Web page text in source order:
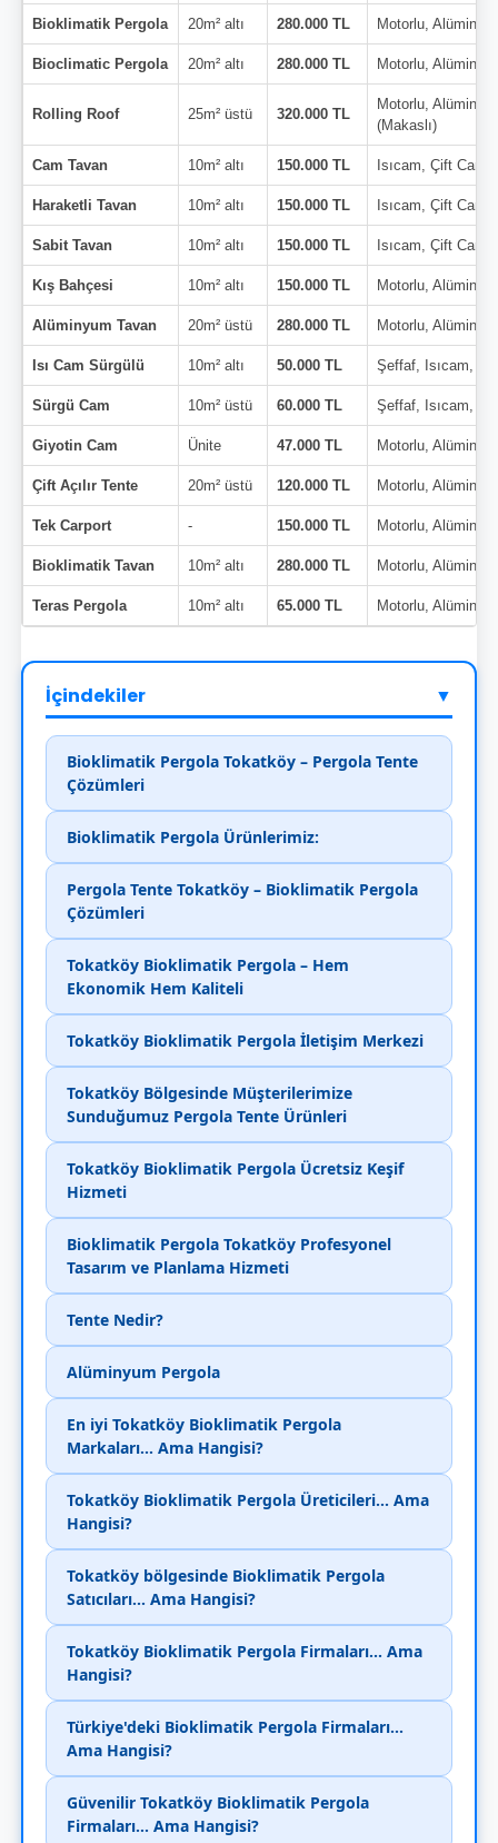
Bioklimatik Pergola 20m² altı 280.000 TL Motorlu,
Bioclimatic Pergola 20m² altı 280.000 TL Motorlu,
Rolling Roof 25m² üstü 320.000 TL
Motorlu,
(Makaslı)
Cam Tavan 10m² altı 150.000 TL Isıcam, Çift Cam
Haraketli Tavan 10m² altı 150.000 TL Isıcam, Çift Cam
Sabit Tavan 10m² altı 150.000 TL Isıcam, Çift Cam
Kış Bahçesi 10m² altı 150.000 TL Motorlu,
Alüminyum Tavan 20m² üstü 280.000 TL Motorlu,
Isı Cam Sürgülü 10m² altı 50.000 TL Şeffaf, Isıcam,
Sürgü Cam 10m² üstü 60.000 TL Şeffaf, Isıcam,
Giyotin Cam Ünite 47.000 TL Motorlu,
Çift Açılır Tente 20m² üstü 120.000 TL Motorlu,
Tek Carport - 150.000 TL Motorlu,
Bioklimatik Tavan 10m² altı 280.000 TL Motorlu,
Teras Pergola 10m² altı 65.000 TL Motorlu,
İçindekiler ▼
Bioklimatik Pergola Tokatköy – Pergola Tente
Çözümleri
Bioklimatik Pergola Ürünlerimiz:
Pergola Tente Tokatköy – Bioklimatik Pergola
Çözümleri
Tokatköy Bioklimatik Pergola – Hem
Ekonomik Hem Kaliteli
Tokatköy Bioklimatik Pergola İletişim Merkezi
Tokatköy Bölgesinde Müşterilerimize
Sunduğumuz Pergola Tente Ürünleri
Tokatköy Bioklimatik Pergola Ücretsiz Keşif
Hizmeti
Bioklimatik Pergola Tokatköy Profesyonel
Tasarım ve Planlama Hizmeti
Tente Nedir?
Alüminyum Pergola
En iyi Tokatköy Bioklimatik Pergola
Markaları... Ama Hangisi?
Tokatköy Bioklimatik Pergola Üreticileri... Ama
Hangisi?
Tokatköy bölgesinde Bioklimatik Pergola
Satıcıları... Ama Hangisi?
Tokatköy Bioklimatik Pergola Firmaları... Ama
Hangisi?
Türkiye'deki Bioklimatik Pergola Firmaları...
Ama Hangisi?
Güvenilir Tokatköy Bioklimatik Pergola
Firmaları... Ama Hangisi?